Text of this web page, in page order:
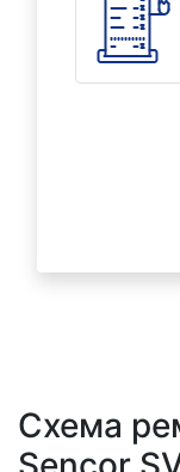
Схема